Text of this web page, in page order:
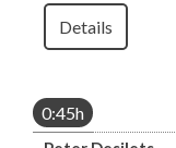
Details
0:45h